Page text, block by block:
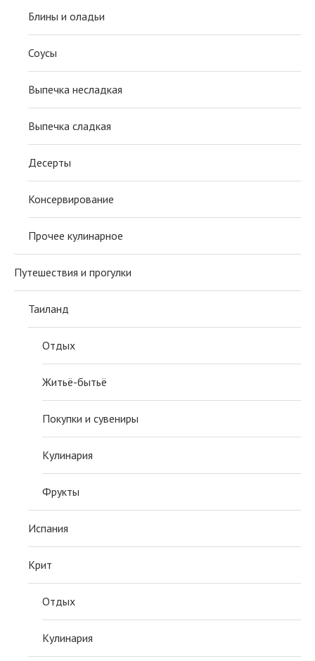
Блины и оладьи
Соусы
Выпечка несладкая
Выпечка сладкая
Десерты
Консервирование
Прочее кулинарное
Путешествия и прогулки
Таиланд
Отдых
Житьё-бытьё
Покупки и сувениры
Кулинария
Фрукты
Испания
Крит
Отдых
Кулинария